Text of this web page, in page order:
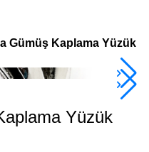
Gümüş Kaplama Yüzük
Yüzük